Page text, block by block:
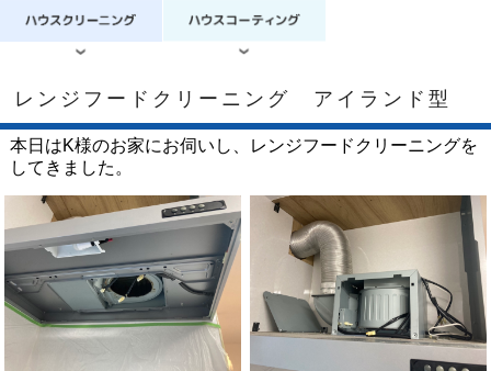
レンジフードクリーニング アイランド型
本日はK様のお家にお伺いし、レンジフードクリーニングを
してきました。